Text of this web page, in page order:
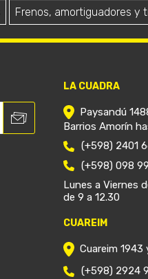
Frenos, amortiguadores y
LA CUADRA
Paysandú
Barrios Amorín
(+598) 2401
(+598) 098
Lunes a Viernes
de 9 a 12.30
CUAREIM
Cuareim 1943
(+598) 2924